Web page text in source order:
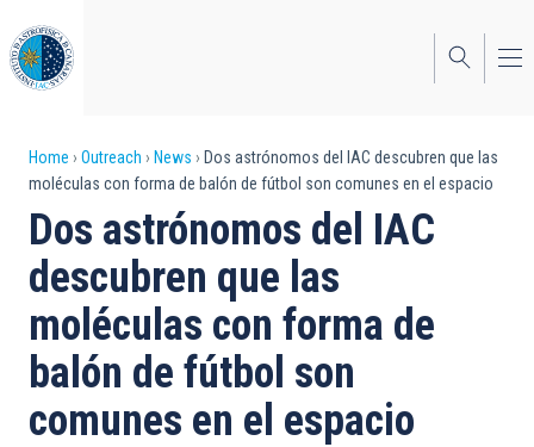
to
main
content
Breadcrumb
Home Outreach News
Dos astrónomos del IAC descubren que las
moléculas con forma de balón de fútbol son comunes en el espacio
Dos astrónomos del IAC
descubren que las
moléculas con forma de
balón de fútbol son
comunes en el espacio